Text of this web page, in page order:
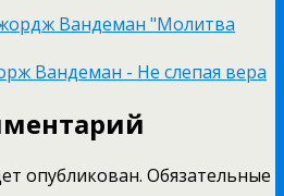
Вандеман "Молитва
Вандеман - Не слепая вера
опубликован. Обязательные